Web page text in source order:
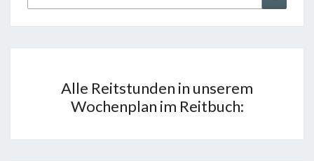
nach:
Alle Reitstunden in unserem
Wochenplan im Reitbuch: